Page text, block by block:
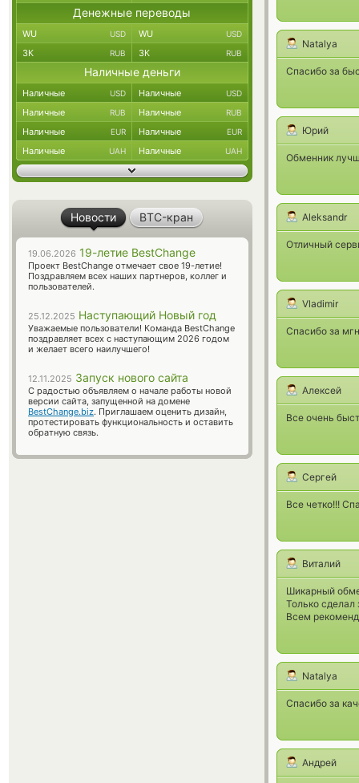
Natalya
Спасибо за
Юрий
Обменник
Aleksandr
Отличный
Vladimir
Спасибо за
Алексей
Все очень
Сергей
Все четко!!!
Виталий
Шикарный
Только сделал
Всем
Natalya
Спасибо за
Андрей
Денежные переводы
WU USD WU USD
ЗК RUB ЗК RUB
Наличные деньги
Наличные USD Наличные USD
Наличные RUB Наличные RUB
Наличные EUR Наличные EUR
Наличные UAH Наличные UAH
Новости BTC-кран
19.06.2026 19-летие BestChange
Проект BestChange отмечает свое 19-летие!
Поздравляем всех наших партнеров, коллег и
пользователей.
25.12.2025 Наступающий Новый год
Уважаемые пользователи! Команда BestChange
поздравляет всех с наступающим 2026 годом
и желает всего наилучшего!
12.11.2025 Запуск нового сайта
С радостью объявляем о начале работы новой
версии сайта, запущенной на домене
BestChange.biz. Приглашаем оценить дизайн,
протестировать функциональность и оставить
обратную связь.